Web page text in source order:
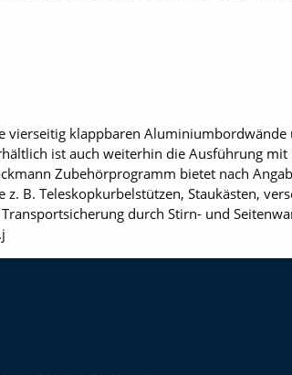
vierseitig klappbaren
ist auch weiterhin die Ausführung
Zubehörprogramm bietet nach
B. Teleskopkurbelstützen, Staukästen,
durch Stirn- und